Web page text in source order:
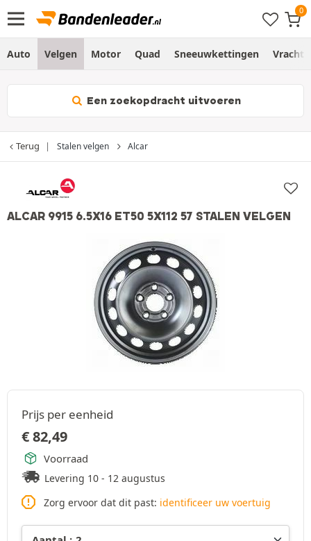
Auto Velgen Motor Quad Sneeuwkettingen
Een zoekopdracht uitvoeren
Terug Stalen velgen Alcar
ALCAR 9915 6.5X16 ET50 5X112 57 STALEN VELGEN
Prijs per eenheid
€82,49
Voorraad
Levering 10 - 12 augustus
Zorg ervoor dat dit past: identificeer uw voertuig